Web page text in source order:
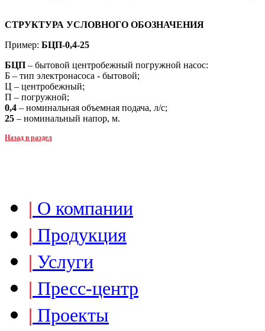
СТРУКТУРА УСЛОВНОГО ОБОЗНАЧЕНИЯ
Пример: БЦП-0,4-25
БЦП – бытовой центробежный погружной насос:
Б – тип электронасоса - бытовой;
Ц – центробежный;
П – погружной;
0,4 – номинальная объемная подача, л/с;
25 – номинальный напор, м.
Назад в раздел
| О компании
| Продукция
| Услуги
| Пресс-центр
| Проекты